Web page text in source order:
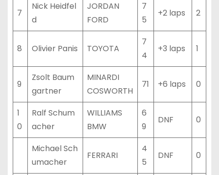
7
Nick Heidfel
d
JORDAN
FORD
7
5
+2 laps 2
8 Olivier Panis TOYOTA
7
4
+3 laps 1
9
Zsolt Baum
gartner
MINARDI
COSWORTH
71 +6 laps 0
1
0
Ralf Schum
acher
WILLIAMS
BMW
6
9
DNF 0
Michael Sch
umacher
FERRARI
4
5
DNF 0